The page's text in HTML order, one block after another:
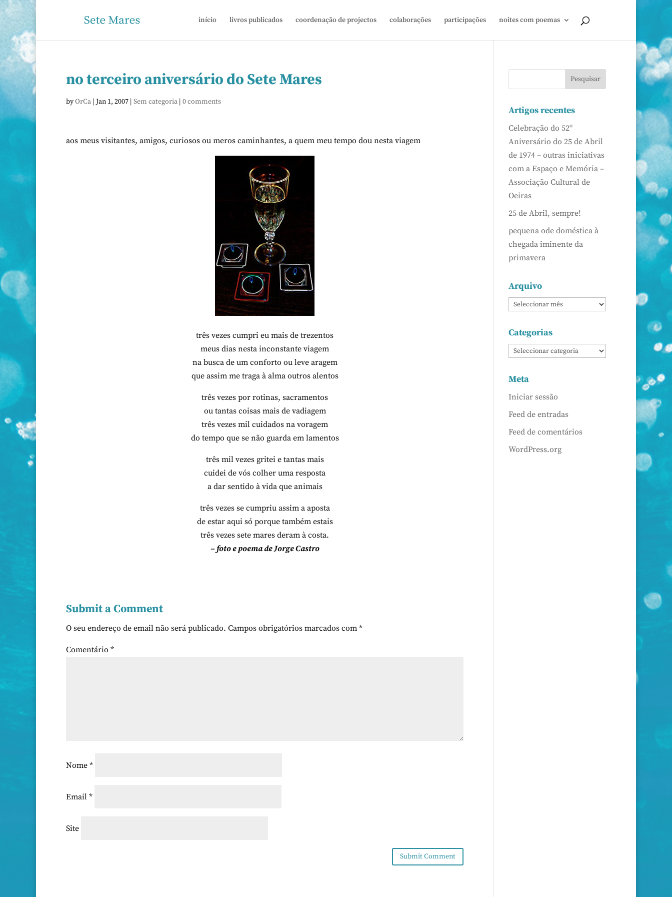
início livros publicados coordenação de projectos colaborações participações noites com poemas
no terceiro aniversário do Sete Mares
byOrCa | Jan 1, 2007 | Sem categoria | 0 comments
aos meus visitantes, amigos, curiosos ou meros caminhantes, a quem meu tempo dou nesta viagem
três vezes cumpri eu mais de trezentos
meus dias nesta inconstante viagem
na busca de um conforto ou leve aragem
que assim me traga à alma outros alentos
três vezes por rotinas, sacramentos
ou tantas coisas mais de vadiagem
três vezes mil cuidados na voragem
do tempo que se não guarda em lamentos
três mil vezes gritei e tantas mais
cuidei de vós colher uma resposta
a dar sentido à vida que animais
três vezes se cumpriu assim a aposta
de estar aqui só porque também estais
três vezes sete mares deram à costa.
– foto e poema de Jorge Castro
Submit a Comment
O seu endereço de email não será publicado. Campos obrigatórios marcados com *
Comentário *
Nome *
Email *
Site
Artigos recentes
Celebração do 52º
Aniversário do 25 de Abril
de 1974 – outras iniciativas
com a Espaço e Memória –
Associação Cultural de
Oeiras
25 de Abril, sempre!
pequena ode doméstica à
chegada iminente da
primavera
Arquivo
Categorias
Meta
Iniciar sessão
Feed de entradas
Feed de comentários
WordPress.org